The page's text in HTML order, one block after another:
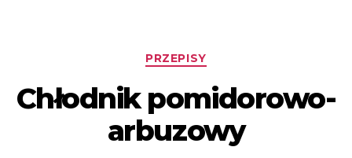
PRZEPISY
Chłodnik pomidorowo-
arbuzowy